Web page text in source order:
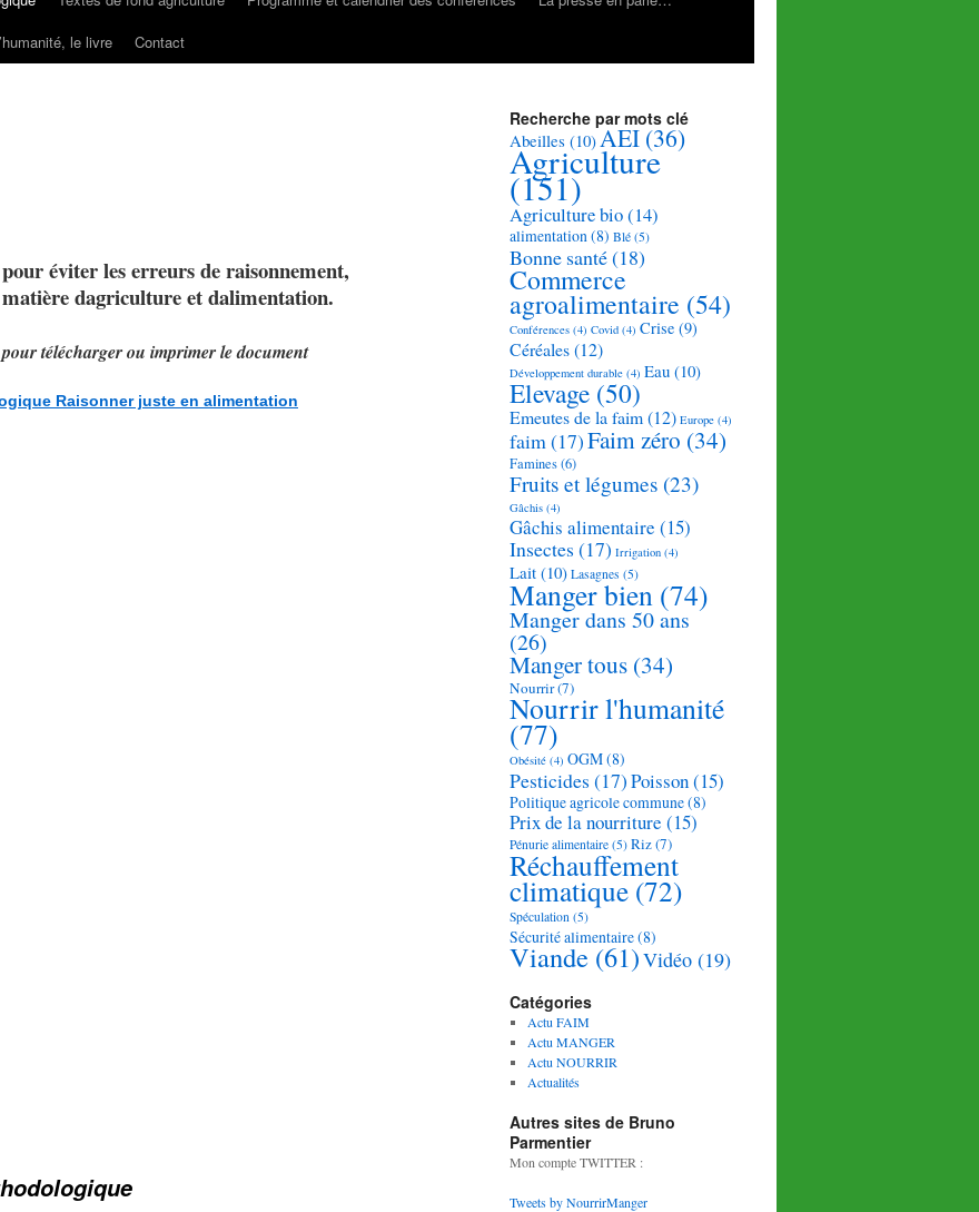
le livre Contact
éviter les erreurs de raisonnement,
dagriculture et dalimentation.
télécharger ou imprimer le document
Raisonner juste en alimentation
Recherche par mots clé
Abeilles (10)AEI (36)
Agriculture
(151)
Agriculture bio(14)
alimentation(8) Blé (5)
Bonne santé(18)
Commerce
agroalimentaire (54)
Conférences (4) Covid (4) Crise (9)
Céréales(12)
Développement durable (4) Eau (10)
Elevage (50)
Emeutes de la faim(12) Europe (4)
faim(17)Faim zéro (34)
Famines(6)
Fruits et légumes (23)
Gâchis (4)
Gâchis alimentaire (15)
Insectes (17) Irrigation (4)
Lait (10) Lasagnes (5)
Manger bien (74)
Manger dans 50 ans
(26)
Manger tous (34)
Nourrir(7)
Nourrir l'humanité
(77)
Obésité (4) OGM(8)
Pesticides (17)Poisson(15)
Politique agricole commune(8)
Prix de la nourriture (15)
Pénurie alimentaire (5) Riz(7)
Réchauffement
climatique (72)
Spéculation (5)
Sécurité alimentaire(8)
Viande (61)Vidéo (19)
Catégories
Actu FAIM
Actu MANGER
Actu NOURRIR
Actualités
Autres sites de Bruno
Parmentier
Mon compte TWITTER :
Tweets by NourrirManger